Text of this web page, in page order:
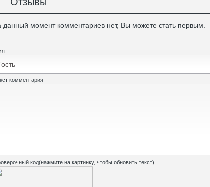
данный момент комментариев нет, Вы можете стать первым.
комментария
код(нажмите на картинку, чтобы обновить текст)